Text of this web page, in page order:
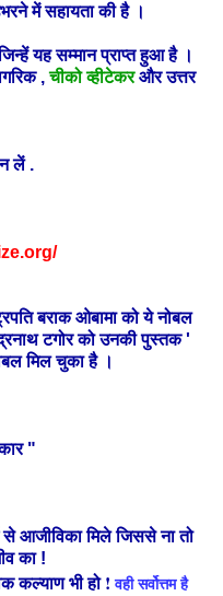
में सहायता की है ।
यह सम्मान प्राप्त हुआ है ।
,चीको व्हीटेकरऔर उत्तर
लें .
बराक ओबामा को ये नोबल
टगोर को उनकी पुस्तक '
मिल चुका है ।
"
से आजीविका मिले जिससे ना तो
का !
कल्याण भी हो !वही सर्वोत्तम है